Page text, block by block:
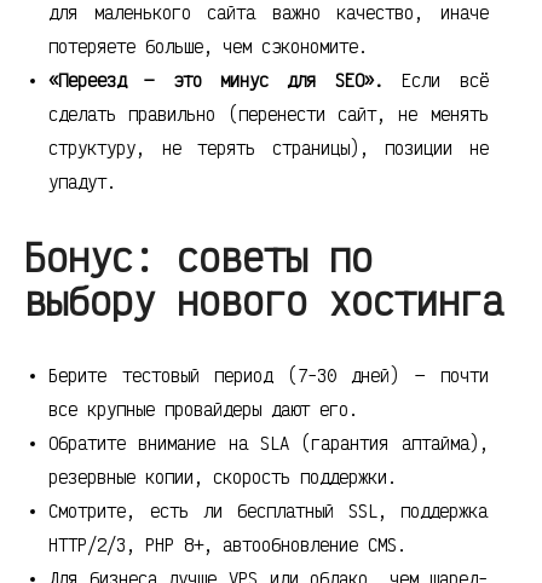
для маленького сайта важно качество, иначе
потеряете больше, чем сэкономите.
«Переезд — это минус для SEO». Если всё
сделать правильно (перенести сайт, не менять
структуру, не терять страницы), позиции не
упадут.
Бонус: советы по
выбору нового хостинга
Берите тестовый период (7-30 дней) — почти
все крупные провайдеры дают его.
Обратите внимание на SLA (гарантия аптайма),
резервные копии, скорость поддержки.
Смотрите, есть ли бесплатный SSL, поддержка
HTTP/2/3, PHP 8+, автообновление CMS.